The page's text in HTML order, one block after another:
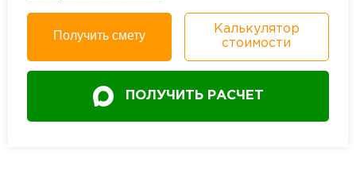
Получить смету
Калькулятор
стоимости
ПОЛУЧИТЬ РАСЧЕТ